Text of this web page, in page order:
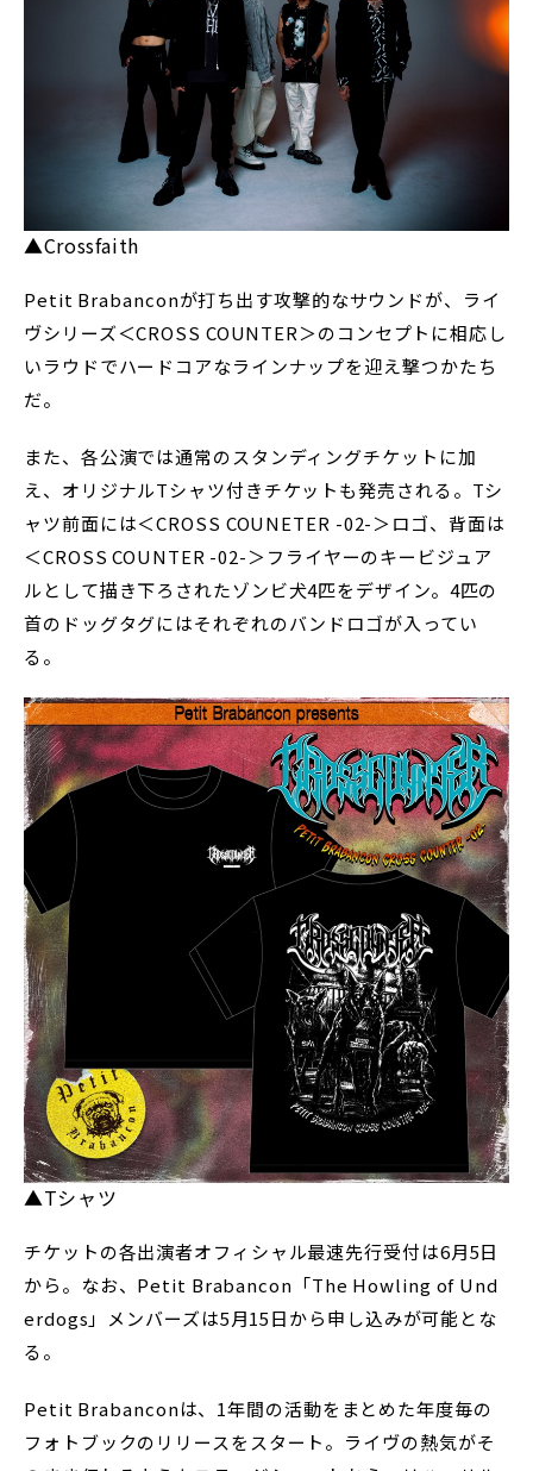
▲Crossfaith
Petit Brabanconが打ち出す攻撃的なサウンドが、ライ
ヴシリーズ＜CROSS COUNTER＞のコンセプトに相応し
いラウドでハードコアなラインナップを迎え撃つかたち
だ。
また、各公演では通常のスタンディングチケットに加
え、オリジナルTシャツ付きチケットも発売される。Tシ
ャツ前面には＜CROSS COUNETER -02-＞ロゴ、背面は
＜CROSS COUNTER -02-＞フライヤーのキービジュア
ルとして描き下ろされたゾンビ犬4匹をデザイン。4匹の
首のドッグタグにはそれぞれのバンドロゴが入ってい
る。
▲Tシャツ
チケットの各出演者オフィシャル最速先行受付は6月5日
から。なお、Petit Brabancon「The Howling of Und
erdogs」メンバーズは5月15日から申し込みが可能とな
る。
Petit Brabanconは、1年間の活動をまとめた年度毎の
フォトブックのリリースをスタート。ライヴの熱気がそ